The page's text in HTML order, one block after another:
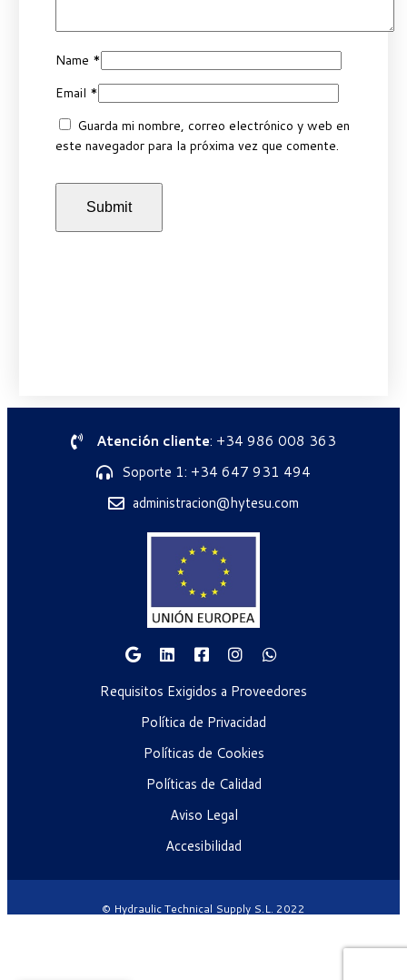
Name *
Email *
Guarda mi nombre, correo electrónico y web en
este navegador para la próxima vez que comente.
Atención cliente: +34 986 008 363
Soporte 1: +34 647 931 494
administracion@hytesu.com
Requisitos Exigidos a Proveedores
Política de Privacidad
Políticas de Cookies
Políticas de Calidad
Aviso Legal
Accesibilidad
© Hydraulic Technical Supply S.L. 2022